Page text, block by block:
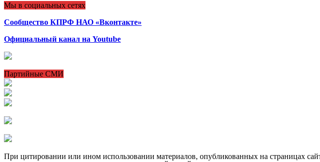
Мы в социальных сетях
Сообщество КПРФ НАО «Вконтакте»
Официальный канал на Youtube
Партийные СМИ
При цитировании или ином использовании материалов, опубликованных на страницах